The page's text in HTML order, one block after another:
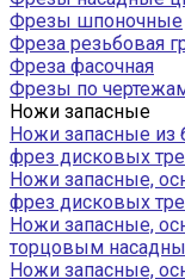
Фрезы шпоночные
Фреза резьбовая
Фреза фасочная
Фрезы по
Ножи запасные
Ножи запасные из
фрез дисковых
Ножи запасные,
фрез дисковых
Ножи запасные,
торцовым
Ножи запасные,